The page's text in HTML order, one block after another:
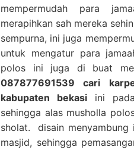
mempermudah para
merapihkan sah mereka
sempurna, ini juga
untuk mengatur para
polos ini juga di buat
087877691539 cari
kabupaten bekasiini pada
sehingga alas musholla
sholat. disain menyambung
masjid, sehingga